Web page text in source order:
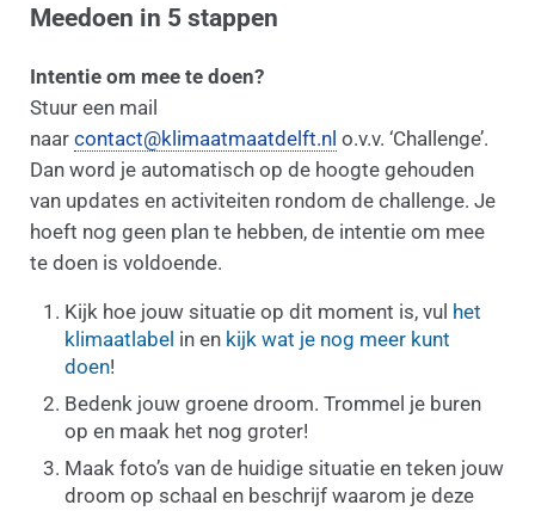
Meedoen in 5 stappen
Intentie om mee te doen?
Stuur een mail
naar contact@klimaatmaatdelft.nl o.v.v. ‘Challenge’.
Dan word je automatisch op de hoogte gehouden
van updates en activiteiten rondom de challenge. Je
hoeft nog geen plan te hebben, de intentie om mee
te doen is voldoende.
Kijk hoe jouw situatie op dit moment is, vul het
klimaatlabel in en kijk wat je nog meer kunt
doen!
Bedenk jouw groene droom. Trommel je buren
op en maak het nog groter!
Maak foto’s van de huidige situatie en teken jouw
droom op schaal en beschrijf waarom je deze